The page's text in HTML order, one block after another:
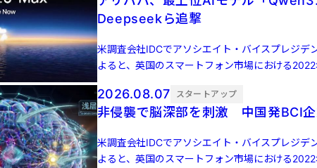
Deepseekら追撃
米調査会社IDCでアソシエイト・バイスプレジ
よると、英国のスマートフォン市場における
増 […]
2026.08.07 スタートアップ
非侵襲で脳深部を刺激 中国発BCI
米調査会社IDCでアソシエイト・バイスプレジ
よると、英国のスマートフォン市場における